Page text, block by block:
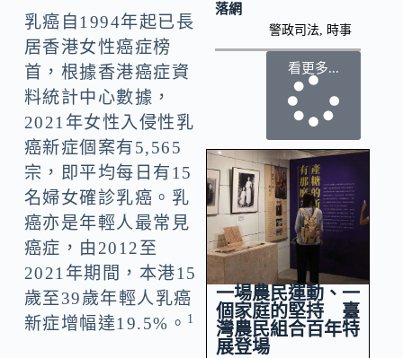
乳癌自1994年起已長
居香港女性癌症榜
首，根據香港癌症資
料統計中心數據，
2021年女性入侵性乳
癌新症個案有5,565
宗，即平均每日有15
名婦女確診乳癌。乳
癌亦是年輕人最常見
癌症，由2012至
2021年期間，本港15
歲至39歲年輕人乳癌
新症增幅達19.5%。 1
落網
警政司法 時事
看更多...
一場農民運動、一
個家庭的堅持 臺
灣農民組合百年特
展登場